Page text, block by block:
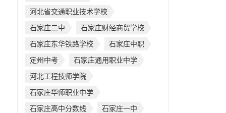
河北省交通职业技术学校
石家庄二中
石家庄财经商贸学校
石家庄东华铁路学校
石家庄中职
定州中考
石家庄通用职业中学
河北工程技师学院
石家庄华师职业中学
石家庄高中分数线
石家庄一中